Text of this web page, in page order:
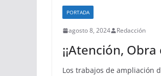
PORTADA
agosto 8, 2024 Redacción
¡¡Atención,
Los trabajos de ampliación